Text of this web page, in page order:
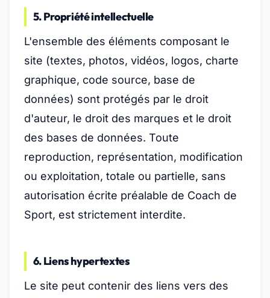
5. Propriété intellectuelle
L'ensemble des éléments composant le
site (textes, photos, vidéos, logos, charte
graphique, code source, base de
données) sont protégés par le droit
d'auteur, le droit des marques et le droit
des bases de données. Toute
reproduction, représentation, modification
ou exploitation, totale ou partielle, sans
autorisation écrite préalable de Coach de
Sport, est strictement interdite.
6. Liens hypertextes
Le site peut contenir des liens vers des